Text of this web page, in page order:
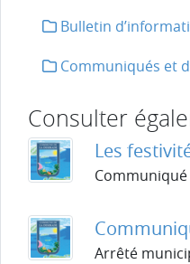
Bulletin
Communiqués et
Consulter
Les
Arrêté